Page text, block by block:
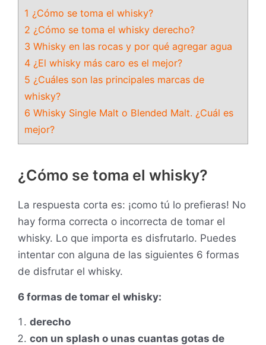
1 ¿Cómo se toma el whisky?
2 ¿Cómo se toma el whisky derecho?
3 Whisky en las rocas y por qué agregar agua
4 ¿El whisky más caro es el mejor?
5 ¿Cuáles son las principales marcas de
whisky?
6 Whisky Single Malt o Blended Malt. ¿Cuál es
mejor?
¿Cómo se toma el whisky?
La respuesta corta es: ¡como tú lo prefieras! No
hay forma correcta o incorrecta de tomar el
whisky. Lo que importa es disfrutarlo. Puedes
intentar con alguna de las siguientes 6 formas
de disfrutar el whisky.
6 formas de tomar el whisky:
derecho
con un splash o unas cuantas gotas de